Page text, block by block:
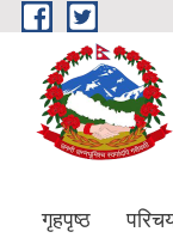
Skip to main content
गृहपृष्ठ